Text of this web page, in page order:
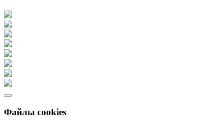
Файлы cookies